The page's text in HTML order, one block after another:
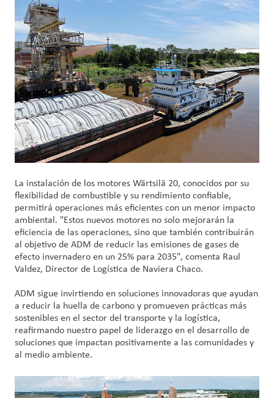
Customer
Login
Procurement
Investors
La instalación de los motores Wärtsilä 20, conocidos por su
flexibilidad de combustible y su rendimiento confiable,
permitirá operaciones más eficientes con un menor impacto
ambiental. "Estos nuevos motores no solo mejorarán la
eficiencia de las operaciones, sino que también contribuirán
al objetivo de ADM de reducir las emisiones de gases de
efecto invernadero en un 25% para 2035", comenta Raul
Valdez, Director de Logística de Naviera Chaco.
ADM sigue invirtiendo en soluciones innovadoras que ayudan
a reducir la huella de carbono y promueven prácticas más
sostenibles en el sector del transporte y la logística,
reafirmando nuestro papel de liderazgo en el desarrollo de
soluciones que impactan positivamente a las comunidades y
al medio ambiente.